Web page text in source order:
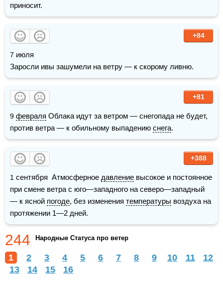
приносит.
+84
7 июля
Заросли ивы зашумели на ветру — к скорому ливню.
+81
февраля Облака идут за ветром — снегопада не будет,
против ветра — к обильному выпадению снега.
+388
1 сентября  Атмосферное давление высокое и постоянное
при смене ветра с юго—западного на северо—западный
— к ясной погоде, без изменения температуры воздуха на
протяжении 1—2 дней.
244 Народные Статуса про ветер
1 2 3 4 5 6 7 8 9 10 11
12
13
14 15 16